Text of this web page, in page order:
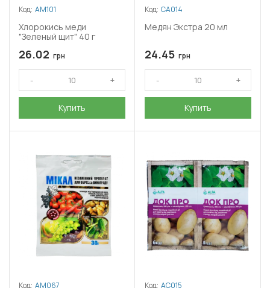
Код: АМ101
Хлорокись меди
"Зеленый щит" 40 г
26.02 грн
Купить
Код: СА014
Медян Экстра 20 мл
24.45 грн
Купить
Код: АМ067 Код: АС015